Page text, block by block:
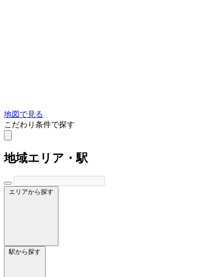
地図で見る
こだわり条件で探す
地域エリア・駅
エリアから探す
駅から探す